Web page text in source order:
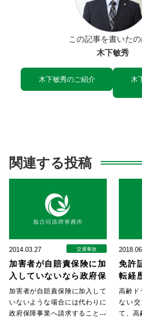
この記事を書いたの
木下敏秀
木下敏秀のご紹介
木
関連する投稿
2014.03.27 交通事故
加害者が自賠責保険に加
入していないなら政府保
障事業へ請求
加害者が自賠責保険に加入して
いないような場合には代わりに
政府保障事業へ請求することが
免許
転経
しょ
高齢ド
ない
て、高